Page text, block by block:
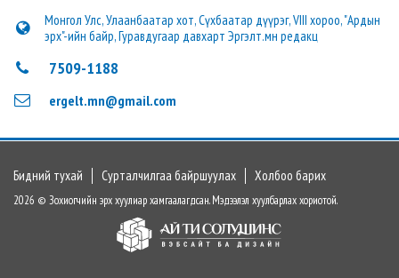
Монгол Улс, Улаанбаатар хот, Сүхбаатар дүүрэг, VIII хороо, "Ардын
эрх"-ийн байр, Гуравдугаар давхарт Эргэлт.мн редакц
7509-1188
ergelt.mn@gmail.com
Бидний тухай Сурталчилгаа байршуулах Холбоо барих
2026 © Зохиогчийн эрх хуулиар хамгаалагдсан. Мэдээлэл хуулбарлах хориотой.